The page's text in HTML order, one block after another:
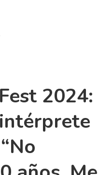
2024: